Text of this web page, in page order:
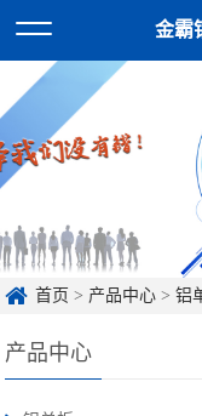
金霸
首页 > 产品中心 >铝
产品中心